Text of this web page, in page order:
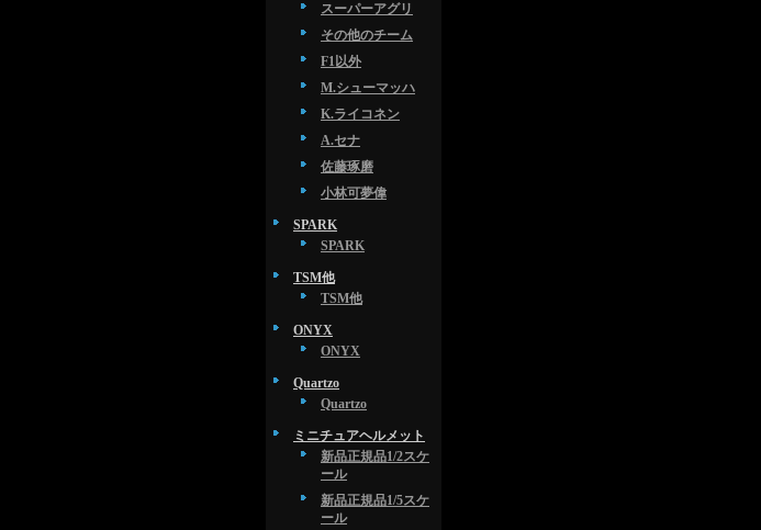
スーパーアグリ
その他のチーム
F1以外
M.シューマッハ
K.ライコネン
A.セナ
佐藤琢磨
小林可夢偉
SPARK
SPARK
TSM他
TSM他
ONYX
ONYX
Quartzo
Quartzo
ミニチュアヘルメット
新品正規品1/2スケ
ール
新品正規品1/5スケ
ール